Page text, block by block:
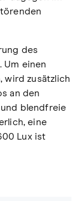
des
Um einen
wird zusätzlich
an den
blendfreie
eine
Lux ist